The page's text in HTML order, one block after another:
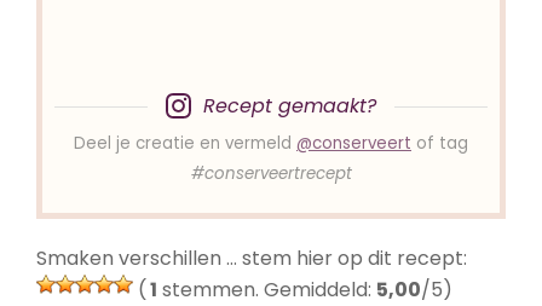
Recept gemaakt?
Deel je creatie en vermeld @conserveert of tag
#conserveertrecept
Smaken verschillen … stem hier op dit recept:
(1 stemmen. Gemiddeld: 5,00/5)